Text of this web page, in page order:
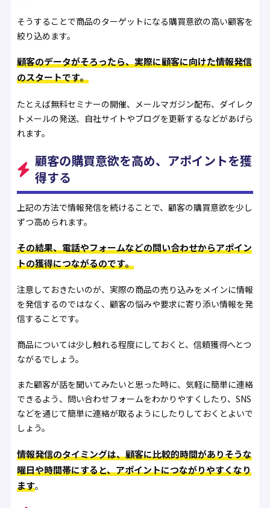
そうすることで商品のターゲットになる購買意欲の高い顧客を
絞り込めます。
顧客のデータがそろったら、実際に顧客に向けた情報発信
のスタートです。
たとえば無料セミナーの開催、メールマガジン配布、ダイレク
トメールの発送、自社サイトやブログを更新するなどがあげら
れます。
顧客の購買意欲を高め、アポイントを獲
得する
上記の方法で情報発信を続けることで、顧客の購買意欲を少し
ずつ高められます。
その結果、電話やフォームなどの問い合わせからアポイン
トの獲得につながるのです。
注意しておきたいのが、実際の商品の売り込みをメインに情報
を発信するのではなく、顧客の悩みや要求に寄り添い情報を発
信することです。
商品については少し触れる程度にしておくと、信頼獲得へとつ
ながるでしょう。
また顧客が話を聞いてみたいと思った時に、気軽に簡単に連絡
できるよう、問い合わせフォームをわかりやすくしたり、SNS
などを通じて簡単に連絡が取るようにしたりしておくとよいで
しょう。
情報発信のタイミングは、顧客に比較的時間がありそうな
曜日や時間帯にすると、アポイントにつながりやすくなり
ます。